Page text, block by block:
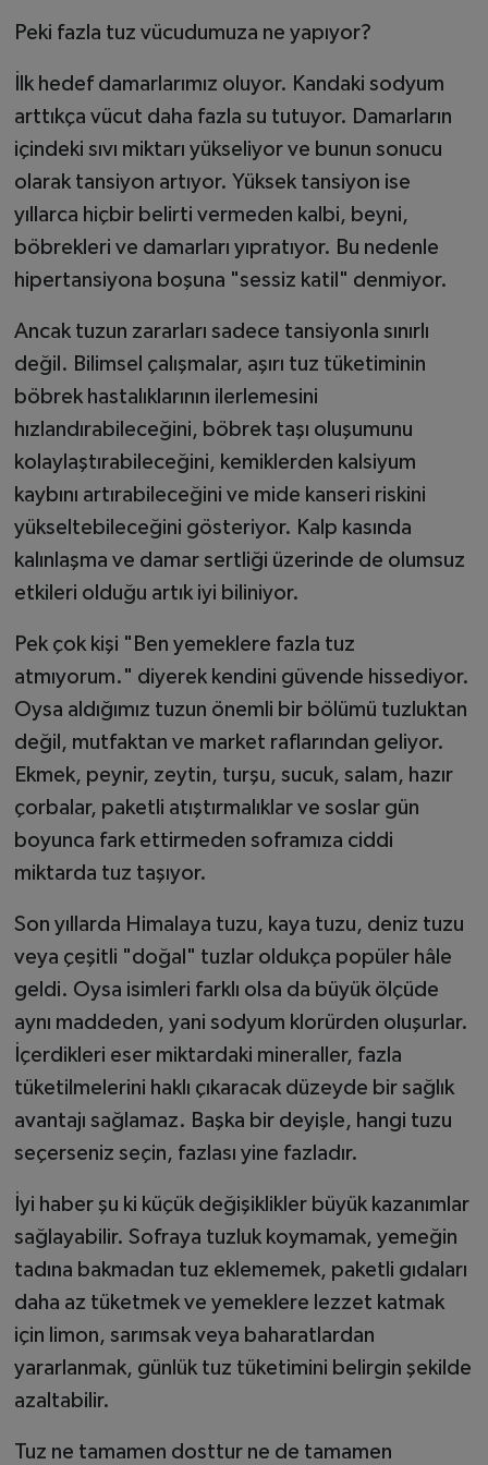
Peki fazla tuz vücudumuza ne yapıyor?
İlk hedef damarlarımız oluyor. Kandaki sodyum
arttıkça vücut daha fazla su tutuyor. Damarların
içindeki sıvı miktarı yükseliyor ve bunun sonucu
olarak tansiyon artıyor. Yüksek tansiyon ise
yıllarca hiçbir belirti vermeden kalbi, beyni,
böbrekleri ve damarları yıpratıyor. Bu nedenle
hipertansiyona boşuna "sessiz katil" denmiyor.
Ancak tuzun zararları sadece tansiyonla sınırlı
değil. Bilimsel çalışmalar, aşırı tuz tüketiminin
böbrek hastalıklarının ilerlemesini
hızlandırabileceğini, böbrek taşı oluşumunu
kolaylaştırabileceğini, kemiklerden kalsiyum
kaybını artırabileceğini ve mide kanseri riskini
yükseltebileceğini gösteriyor. Kalp kasında
kalınlaşma ve damar sertliği üzerinde de olumsuz
etkileri olduğu artık iyi biliniyor.
Pek çok kişi "Ben yemeklere fazla tuz
atmıyorum." diyerek kendini güvende hissediyor.
Oysa aldığımız tuzun önemli bir bölümü tuzluktan
değil, mutfaktan ve market raflarından geliyor.
Ekmek, peynir, zeytin, turşu, sucuk, salam, hazır
çorbalar, paketli atıştırmalıklar ve soslar gün
boyunca fark ettirmeden soframıza ciddi
miktarda tuz taşıyor.
Son yıllarda Himalaya tuzu, kaya tuzu, deniz tuzu
veya çeşitli "doğal" tuzlar oldukça popüler hâle
geldi. Oysa isimleri farklı olsa da büyük ölçüde
aynı maddeden, yani sodyum klorürden oluşurlar.
İçerdikleri eser miktardaki mineraller, fazla
tüketilmelerini haklı çıkaracak düzeyde bir sağlık
avantajı sağlamaz. Başka bir deyişle, hangi tuzu
seçerseniz seçin, fazlası yine fazladır.
İyi haber şu ki küçük değişiklikler büyük kazanımlar
sağlayabilir. Sofraya tuzluk koymamak, yemeğin
tadına bakmadan tuz eklememek, paketli gıdaları
daha az tüketmek ve yemeklere lezzet katmak
için limon, sarımsak veya baharatlardan
yararlanmak, günlük tuz tüketimini belirgin şekilde
azaltabilir.
Tuz ne tamamen dosttur ne de tamamen